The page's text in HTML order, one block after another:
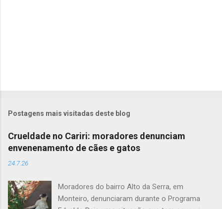
Postagens mais visitadas deste blog
Crueldade no Cariri: moradores denunciam
envenenamento de cães e gatos
24.7.26
Moradores do bairro Alto da Serra, em
Monteiro, denunciaram durante o Programa